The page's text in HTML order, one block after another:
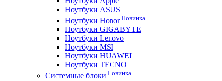
Ноутбуки ASUS
Ноутбуки HonorНовинка
Ноутбуки GIGABYTE
Ноутбуки Lenovo
Ноутбуки MSI
Ноутбуки HUAWEI
Ноутбуки TECNO
Системные блоки Новинка